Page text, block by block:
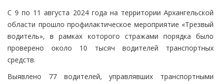
С 9 по 11 августа 2024 года на территории Архангельской
области прошло профилактическое мероприятие «Трезвый
водитель», в рамках которого стражами порядка было
проверено около 10 тысяч водителей транспортных
средств.
Выявлено 77 водителей, управлявших транспортными